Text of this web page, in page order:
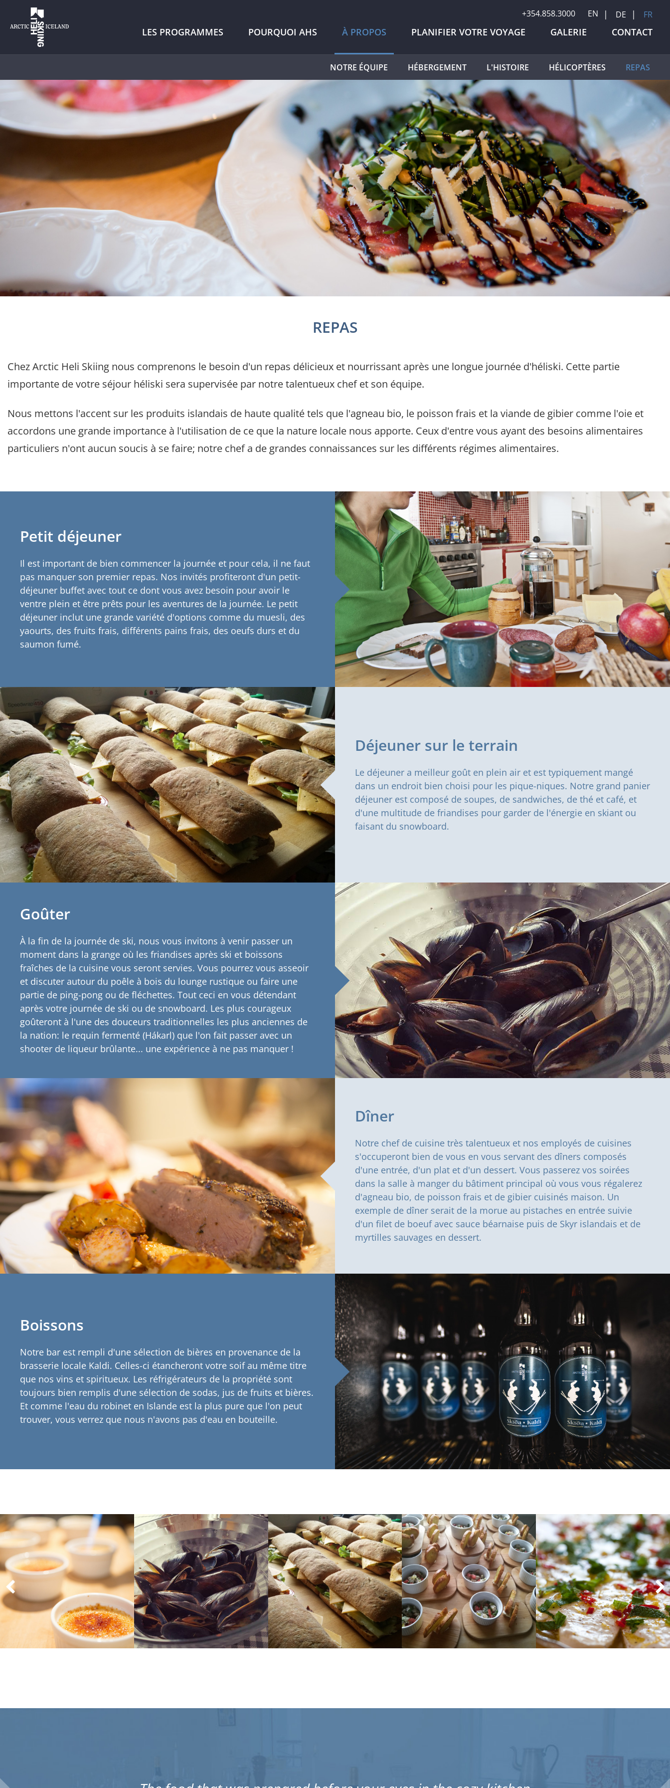
+354.858.3000 EN DE FR
LES PROGRAMMES POURQUOI AHS À PROPOS PLANIFIER VOTRE VOYAGE GALERIE CONTACT
NOTRE ÉQUIPE HÉBERGEMENT L'HISTOIRE HÉLICOPTÈRES REPAS
REPAS
Chez Arctic Heli Skiing nous comprenons le besoin d'un repas délicieux et nourrissant après une longue journée d'héliski. Cette partie
importante de votre séjour héliski sera supervisée par notre talentueux chef et son équipe.
Nous mettons l'accent sur les produits islandais de haute qualité tels que l'agneau bio, le poisson frais et la viande de gibier comme l'oie et
accordons une grande importance à l'utilisation de ce que la nature locale nous apporte. Ceux d'entre vous ayant des besoins alimentaires
particuliers n'ont aucun soucis à se faire; notre chef a de grandes connaissances sur les différents régimes alimentaires.
Petit déjeuner
Il est important de bien commencer la journée et pour cela, il ne faut
pas manquer son premier repas. Nos invités profiteront d'un petit-
déjeuner buffet avec tout ce dont vous avez besoin pour avoir le
ventre plein et être prêts pour les aventures de la journée. Le petit
déjeuner inclut une grande variété d'options comme du muesli, des
yaourts, des fruits frais, différents pains frais, des oeufs durs et du
saumon fumé.
Déjeuner sur le terrain
Le déjeuner a meilleur goût en plein air et est typiquement mangé
dans un endroit bien choisi pour les pique-niques. Notre grand panier
déjeuner est composé de soupes, de sandwiches, de thé et café, et
d'une multitude de friandises pour garder de l'énergie en skiant ou
faisant du snowboard.
Goûter
À la fin de la journée de ski, nous vous invitons à venir passer un
moment dans la grange où les friandises après ski et boissons
fraîches de la cuisine vous seront servies. Vous pourrez vous asseoir
et discuter autour du poêle à bois du lounge rustique ou faire une
partie de ping-pong ou de fléchettes. Tout ceci en vous détendant
après votre journée de ski ou de snowboard. Les plus courageux
goûteront à l'une des douceurs traditionnelles les plus anciennes de
la nation: le requin fermenté (Hákarl) que l'on fait passer avec un
shooter de liqueur brûlante... une expérience à ne pas manquer !
Dîner
Notre chef de cuisine très talentueux et nos employés de cuisines
s'occuperont bien de vous en vous servant des dîners composés
d'une entrée, d'un plat et d'un dessert. Vous passerez vos soirées
dans la salle à manger du bâtiment principal où vous vous régalerez
d'agneau bio, de poisson frais et de gibier cuisinés maison. Un
exemple de dîner serait de la morue au pistaches en entrée suivie
d'un filet de boeuf avec sauce béarnaise puis de Skyr islandais et de
myrtilles sauvages en dessert.
Boissons
Notre bar est rempli d'une sélection de bières en provenance de la
brasserie locale Kaldi. Celles-ci étancheront votre soif au même titre
que nos vins et spiritueux. Les réfrigérateurs de la propriété sont
toujours bien remplis d'une sélection de sodas, jus de fruits et bières.
Et comme l'eau du robinet en Islande est la plus pure que l'on peut
trouver, vous verrez que nous n'avons pas d'eau en bouteille.